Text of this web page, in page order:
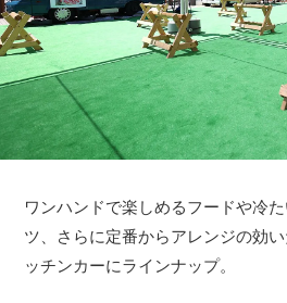
ワンハンドで楽しめるフードや冷
ツ、さらに定番からアレンジの効
ッチンカーにラインナップ。